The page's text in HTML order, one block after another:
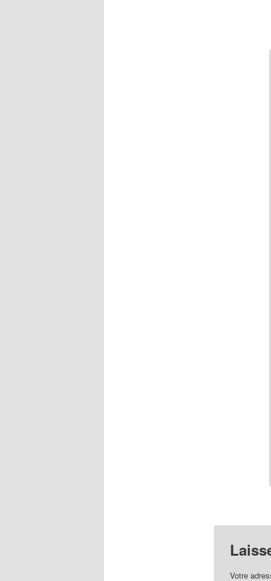
Votre